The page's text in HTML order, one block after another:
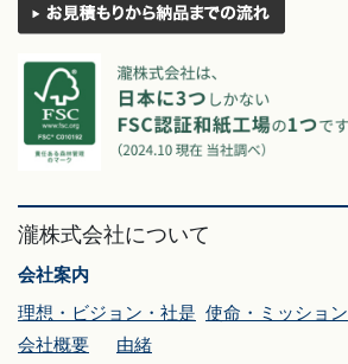
瀧株式会社について
会社案内
理想・ビジョン・社是 使命・ミッション
会社概要
由緒